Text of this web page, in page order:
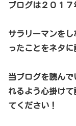
ブログは２０１７
サラリーマンを
ったことをネタに
当ブログを読ん
れるよう心掛け
てください！